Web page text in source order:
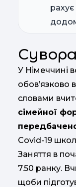
У Німеччині
обов’язково
словами
сімейної
Covid-19
Заняття в
7.50 ранку.
щоби